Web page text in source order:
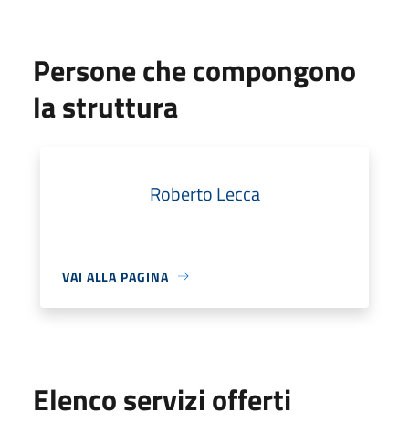
Persone che compongono
la struttura
Roberto Lecca
VAI ALLA PAGINA
Elenco servizi offerti